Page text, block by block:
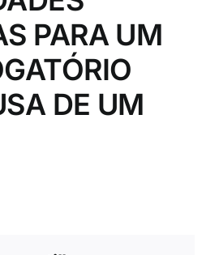
PARA UM
DE UM